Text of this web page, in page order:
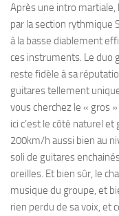
Après une intro
par la section rythmique
à la basse diablement
ces instruments. Le duo
reste fidèle à sa
guitares tellement
vous cherchez le « gros
ici c’est le côté naturel
200km/h aussi bien au
soli de guitares
oreilles. Et bien sûr, le
musique du groupe, et
rien perdu de sa voix, et